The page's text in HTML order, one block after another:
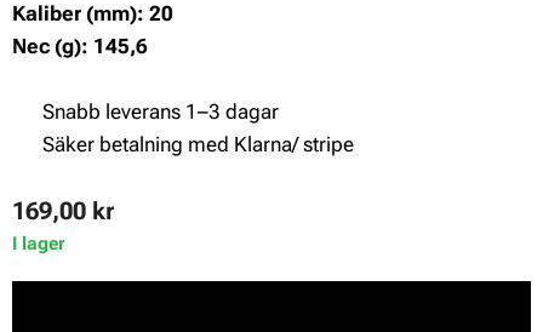
Kaliber (mm): 20
Nec (g): 145,6
✔ Snabb leverans 1–3 dagar
✔ Säker betalning med Klarna/ stripe
169,00 kr
I lager